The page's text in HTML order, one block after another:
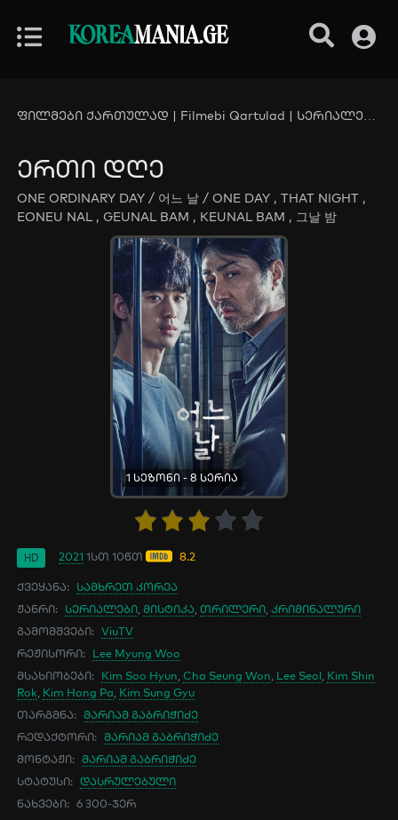
KOREAMANIA.GE
ფილმები ქართულად | Filmebi Qartulad | სერიალები ქართულად | Serialebi Qartulad - KoreaMania.Ge
ერთი დღე
ONE ORDINARY DAY / 어느 날 / ONE DAY , THAT NIGHT ,
EONEU NAL , GEUNAL BAM , KEUNAL BAM , 그날 밤
1 სეზონი - 8 სერია
2021 1სთ 10წთ
HD 8.2
ქვეყანა: სამხრეთ კორეა
ჟანრი: სერიალები ,მისტიკა თრილერი ,კრიმინალური
გამომშვები: ViuTV
რეჟისორი: Lee Myung Woo
მსახიობები: Kim Soo Hyun ,Cha Seung Won Lee Seol Kim Shin
Rok Kim Hong Pa Kim Sung Gyu
თარგმნა: მარიამ გაბრიჭიძე
რედაქტორი: მარიამ გაბრიჭიძე
მონტაჟი: მარიამ გაბრიჭიძე
სტატუსი: დასრულებული
ნახვები: 6 300-ჯერ